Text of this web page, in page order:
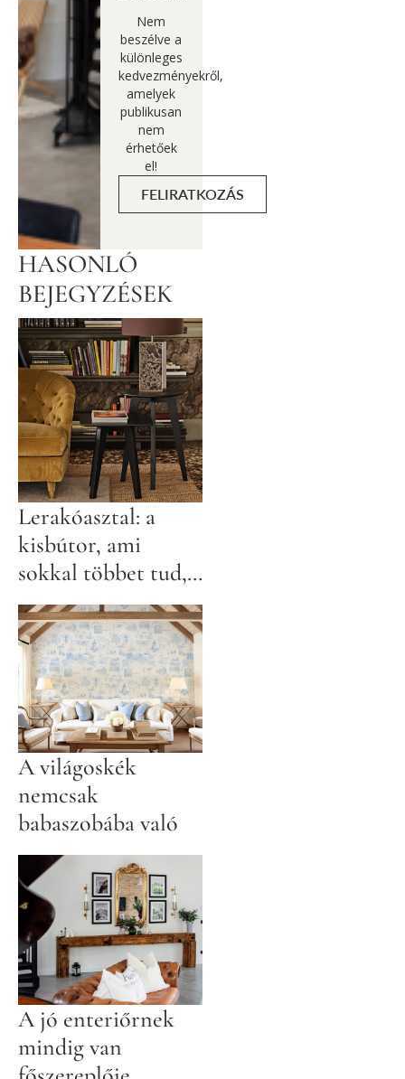
Nem
beszélve a
különleges
kedvezményekről,
amelyek
publikusan
nem
érhetőek
el!
FELIRATKOZÁS
HASONLÓ
BEJEGYZÉSEK
Lerakóasztal: a
kisbútor, ami
sokkal többet tud,
mint gondolnád
A világoskék
nemcsak
babaszobába való
A jó enteriőrnek
mindig van